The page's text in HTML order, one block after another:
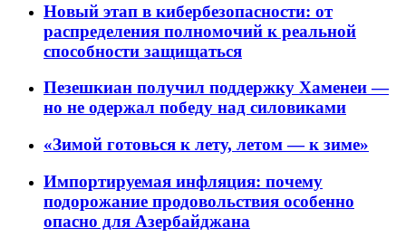
Новый этап в кибербезопасности: от
распределения полномочий к реальной
способности защищаться
Пезешкиан получил поддержку Хаменеи —
но не одержал победу над силовиками
«Зимой готовься к лету, летом — к зиме»
Импортируемая инфляция: почему
подорожание продовольствия особенно
опасно для Азербайджана